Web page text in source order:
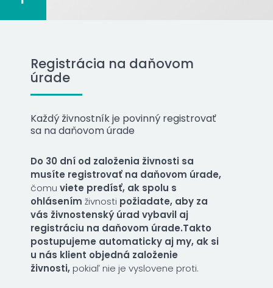
Registrácia na daňovom
úrade
Každý živnostník je povinný registrovať
sa na daňovom úrade
Do 30 dní od založenia živnosti sa
musíte registrovať na daňovom úrade,
čomu viete predísť, ak spolu s
ohlásením živnosti požiadate, aby za
vás živnostenský úrad vybavil aj
registráciu na daňovom úrade.Takto
postupujeme automaticky aj my, ak si
u nás klient objedná založenie
živnosti, pokiaľ nie je vyslovene proti.